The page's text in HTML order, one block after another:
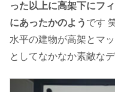
った以上に高架下にフ
にあったかのよう です
水平の建物が高架とマ
としてなかなか素敵なデ